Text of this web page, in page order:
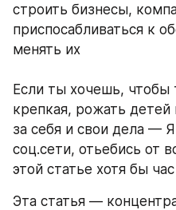
строить бизнесы,
приспосабливаться к
менять их
Если ты хочешь, чтобы
крепкая, рожать детей
за себя и свои дела —
соц.сети, отьебись от
этой статье хотя бы час
Эта статья —